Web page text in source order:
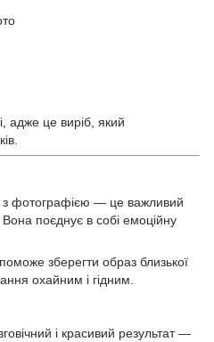
адже це виріб, який
з фотографією — це важливий
поєднує в собі емоційну
зберегти образ близької
охайним і гідним.
і красивий результат —